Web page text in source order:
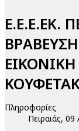
Ε.Ε.Ε.ΕΚ.
Πληροφορίες
Πειραιάς,